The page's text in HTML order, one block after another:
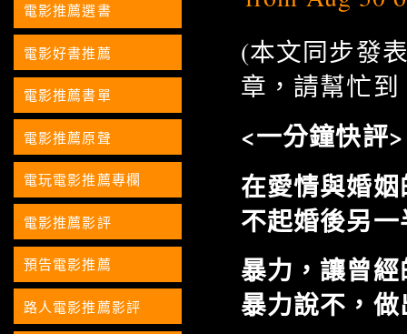
(本文同步發
章，請幫忙到
<一分鐘快評>
在愛情與婚
不起婚後另
暴力，讓曾
暴力說不，
電影推薦選書
電影好書推薦
電影推薦書單
電影推薦原聲
電玩電影推薦專欄
電影推薦影評
預告電影推薦
路人電影推薦影評